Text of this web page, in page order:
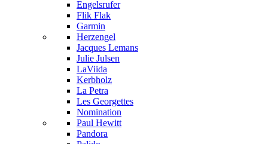
Engelsrufer
Flik Flak
Garmin
Herzengel
Jacques Lemans
Julie Julsen
LaViida
Kerbholz
La Petra
Les Georgettes
Nomination
Paul Hewitt
Pandora